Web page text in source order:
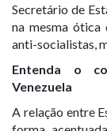
Secretário de
na mesma ótica
anti-socialistas,
Entenda o
Venezuela
A relação entre